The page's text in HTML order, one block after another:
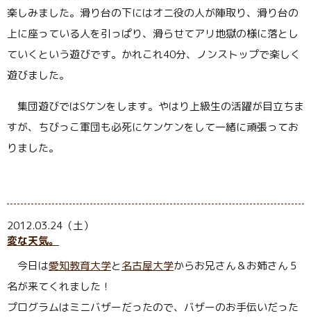
楽しみました。滑り台の下にはオニ役の人が陣取り、滑り台の
上に座っている人を引っぱり、滑らせてアリ地獄の様に落とし
ていくという遊びです。かれこれ40分、ノンストップで楽しく
遊びました。
集団遊びではSケンをします。やはり上級生の活躍が目立ちま
すが、ちびっこ軍団も必死にケンケンをして一緒に頑張ってお
りました。
2012.03.24（土）
変な天気。
今日は愛知教育大学と名古屋大学からお兄さん＆お姉さん５
名が来てくれました！
プログラムはミニバザーだったので、バザーのお手伝いだった